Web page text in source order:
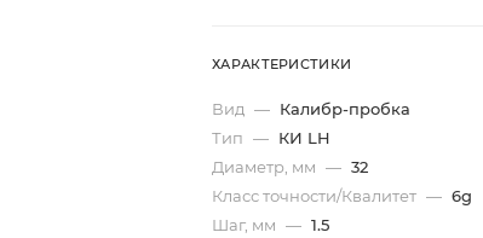
ХАРАКТЕРИСТИКИ
Вид — Калибр-пробка
Тип — КИ LH
Диаметр, мм — 32
Класс точности/Квалитет — 6g
Шаг, мм — 1.5